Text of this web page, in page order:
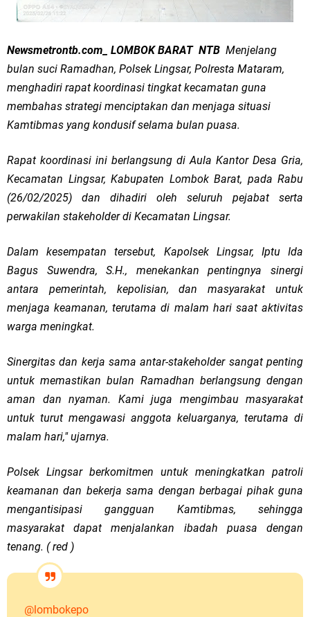
Newsmetrontb.com_ LOMBOK BARAT NTB Menjelang
bulan suci Ramadhan, Polsek Lingsar, Polresta Mataram,
menghadiri rapat koordinasi tingkat kecamatan guna
membahas strategi menciptakan dan menjaga situasi
Kamtibmas yang kondusif selama bulan puasa.
Rapat koordinasi ini berlangsung di Aula Kantor Desa Gria,
Kecamatan Lingsar, Kabupaten Lombok Barat, pada Rabu
(26/02/2025) dan dihadiri oleh seluruh pejabat serta
perwakilan stakeholder di Kecamatan Lingsar.
Dalam kesempatan tersebut, Kapolsek Lingsar, Iptu Ida
Bagus Suwendra, S.H., menekankan pentingnya sinergi
antara pemerintah, kepolisian, dan masyarakat untuk
menjaga keamanan, terutama di malam hari saat aktivitas
warga meningkat.
Sinergitas dan kerja sama antar-stakeholder sangat penting
untuk memastikan bulan Ramadhan berlangsung dengan
aman dan nyaman. Kami juga mengimbau masyarakat
untuk turut mengawasi anggota keluarganya, terutama di
malam hari," ujarnya.
Polsek Lingsar berkomitmen untuk meningkatkan patroli
keamanan dan bekerja sama dengan berbagai pihak guna
mengantisipasi gangguan Kamtibmas, sehingga
masyarakat dapat menjalankan ibadah puasa dengan
tenang. ( red )
@lombokepo